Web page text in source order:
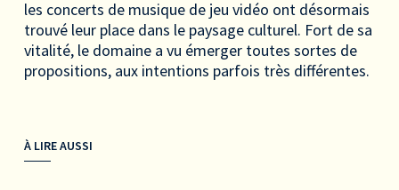
les concerts de musique de jeu vidéo ont désormais
trouvé leur place dans le paysage culturel. Fort de sa
vitalité, le domaine a vu émerger toutes sortes de
propositions, aux intentions parfois très différentes.
À LIRE AUSSI